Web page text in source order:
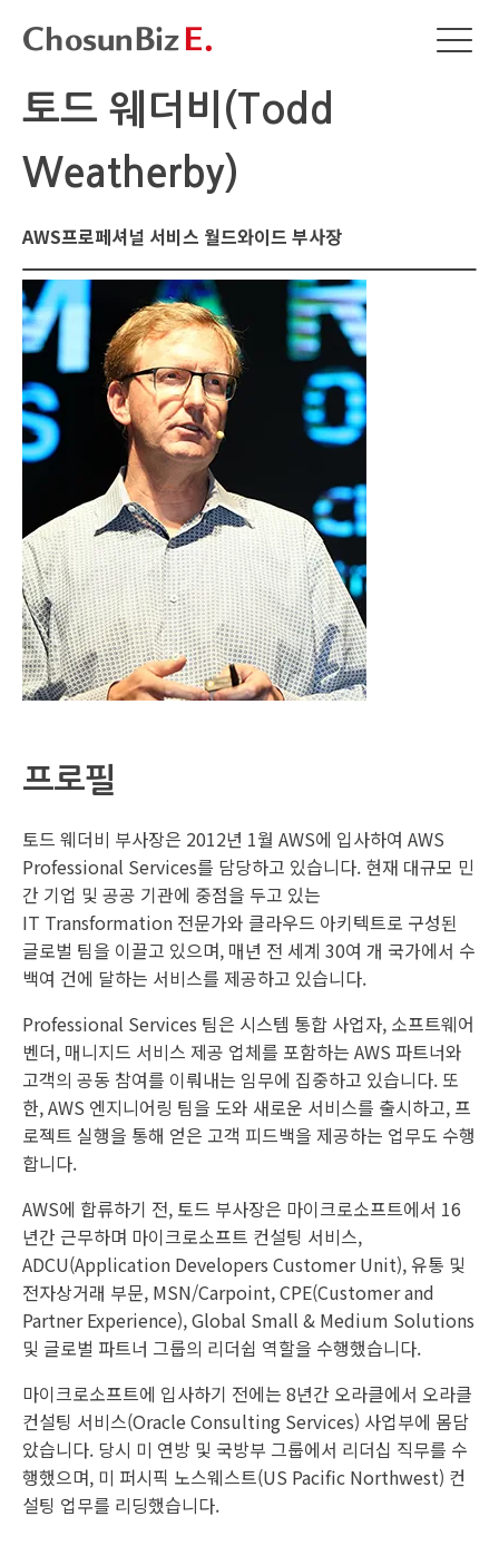
토드 웨더비(Todd
Weatherby)
AWS프로페셔널 서비스 월드와이드 부사장
프로필
토드 웨더비 부사장은 2012년 1월 AWS에 입사하여 AWS
Professional Services를 담당하고 있습니다. 현재 대규모 민
간 기업 및 공공 기관에 중점을 두고 있는
IT Transformation 전문가와 클라우드 아키텍트로 구성된
글로벌 팀을 이끌고 있으며, 매년 전 세계 30여 개 국가에서 수
백여 건에 달하는 서비스를 제공하고 있습니다.
Professional Services 팀은 시스템 통합 사업자, 소프트웨어
벤더, 매니지드 서비스 제공 업체를 포함하는 AWS 파트너와
고객의 공동 참여를 이뤄내는 임무에 집중하고 있습니다. 또
한, AWS 엔지니어링 팀을 도와 새로운 서비스를 출시하고, 프
로젝트 실행을 통해 얻은 고객 피드백을 제공하는 업무도 수행
합니다.
AWS에 합류하기 전, 토드 부사장은 마이크로소프트에서 16
년간 근무하며 마이크로소프트 컨설팅 서비스,
ADCU(Application Developers Customer Unit), 유통 및
전자상거래 부문, MSN/Carpoint, CPE(Customer and
Partner Experience), Global Small & Medium Solutions
및 글로벌 파트너 그룹의 리더쉽 역할을 수행했습니다.
마이크로소프트에 입사하기 전에는 8년간 오라클에서 오라클
컨설팅 서비스(Oracle Consulting Services) 사업부에 몸담
았습니다. 당시 미 연방 및 국방부 그룹에서 리더십 직무를 수
행했으며, 미 퍼시픽 노스웨스트(US Pacific Northwest) 컨
설팅 업무를 리딩했습니다.